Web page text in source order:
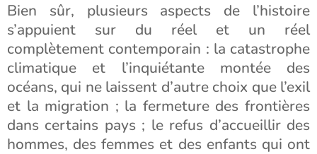
Bien sûr, plusieurs aspects de l’histoire
s’appuient sur du réel et un réel
complètement contemporain : la catastrophe
climatique et l’inquiétante montée des
océans, qui ne laissent d’autre choix que l’exil
et la migration ; la fermeture des frontières
dans certains pays ; le refus d’accueillir des
hommes, des femmes et des enfants qui ont